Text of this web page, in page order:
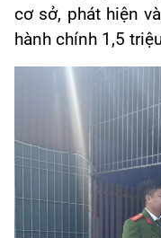
cơ sở, phát hiện
hành chính 1,5